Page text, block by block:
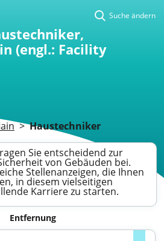
Suche ändern
(engl.: Facility
> Haustechniker
Sie entscheidend zur
von Gebäuden bei.
Stellenanzeigen, die Ihnen
in diesem vielseitigen
Karriere zu starten.
Entfernung